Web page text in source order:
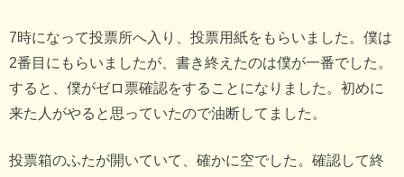
7時になって投票所へ入り、投票用紙をもらいました。僕は
2番目にもらいましたが、書き終えたのは僕が一番でした。
すると、僕がゼロ票確認をすることになりました。初めに
来た人がやると思っていたので油断してました。
投票箱のふたが開いていて、確かに空でした。確認して終